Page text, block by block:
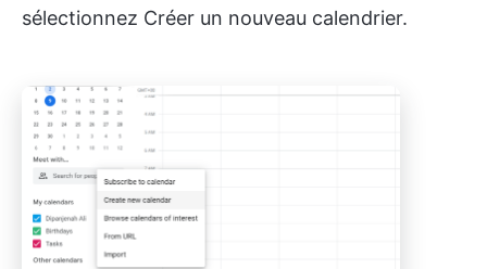
sélectionnez Créer un nouveau calendrier.